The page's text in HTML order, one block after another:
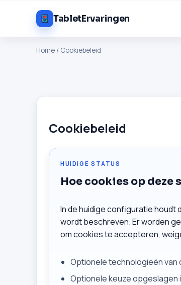
TabletErvaringen
Home / Cookiebeleid
Cookiebeleid
HUIDIGE STATUS
Hoe cookies op deze
In de huidige configuratie houdt
wordt beschreven. Er worden
om cookies te accepteren,
Optionele technologieën
Optionele keuze opgeslagen